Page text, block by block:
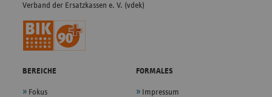
Verband der Ersatzkassen e. V. (vdek)
BEREICHE
Fokus
FORMALES
Impressum